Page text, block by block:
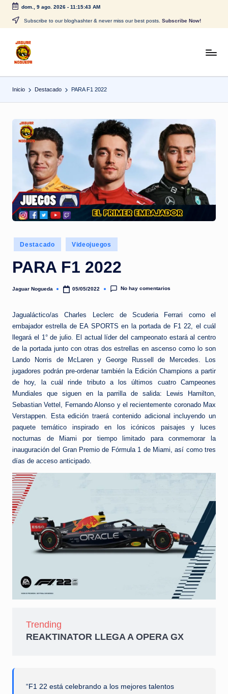
Saltar
contenido
dom., 9 ago. 2026- 11:15:43 AM
Subscribe to our bloghashter & never miss our best posts. Subscribe Now!
J
a
g
g
u
a
CONTENIDO
Inicio Destacado PARA F1 2022
Publicado
en
Destacado Videojuegos
PARA F1 2022
Publicado
Jaguar Nogueda 05/05/2022 No hay comentarios
Jagualáctico/as Charles Leclerc de Scuderia Ferrari como el
embajador estrella de EA SPORTS en la portada de F1 22, el cuál
llegará el 1° de julio. El actual líder del campeonato estará al centro
de la portada junto con otras dos estrellas en ascenso como lo son
Lando Norris de McLaren y George Russell de Mercedes. Los
jugadores podrán pre-ordenar también la Edición Champions a partir
de hoy, la cuál rinde tributo a los últimos cuatro Campeones
Mundiales que siguen en la parrilla de salida: Lewis Hamilton,
Sebastian Vettel, Fernando Alonso y el recientemente coronado Max
Verstappen. Esta edición traerá contenido adicional incluyendo un
paquete temático inspirado en los icónicos paisajes y luces
nocturnas de Miami por tiempo limitado para conmemorar la
inauguración del Gran Premio de Fórmula 1 de Miami, así como tres
días de acceso anticipado.
Trending
REAKTINATOR LLEGA A OPERA GX
“F1 22 está celebrando a los mejores talentos